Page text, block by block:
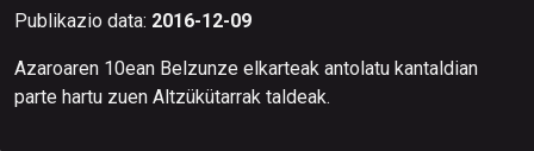
Publikazio data: 2016-12-09
Azaroaren 10ean Belzunze elkarteak antolatu kantaldian
parte hartu zuen Altzükütarrak taldeak.